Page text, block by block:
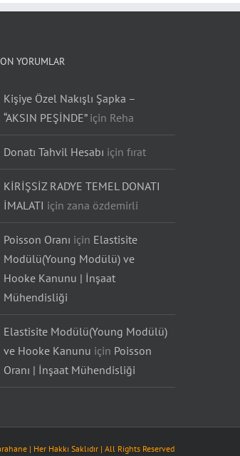
Kişiye Özel Nakışlı Şapka –
“AKSIN PEŞİNDE”içinReha
Donatı Tahvil Hesabıiçinfırat
KİRİŞSİZ RADYE TEMEL DONATI
İMALATIiçinzana özdemirli
Poisson Oranı için
Elastisite
Modülü(Young Modülü) ve
Hooke Kanunu | İnşaat
Mühendisliği
Elastisite Modülü(Young Modülü)
ve Hooke Kanunu
için Poisson
Oranı | İnşaat Mühendisliği